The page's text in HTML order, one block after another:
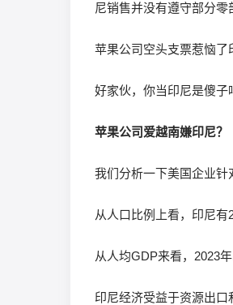
尼销售并没有遵守部分零
苹果公司空头支票惹恼了
好家伙，你当印尼是傻子
苹果公司爱越南嫌印尼？
我们分析一下美国企业针
从人口比例上看，印尼有
从人均GDP来看，2023
印尼经济受益于资源出口